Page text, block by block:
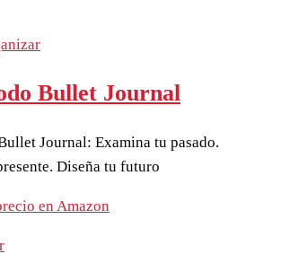
Bullet Journal
Journal: Examina tu pasado.
Diseña tu futuro
en Amazon